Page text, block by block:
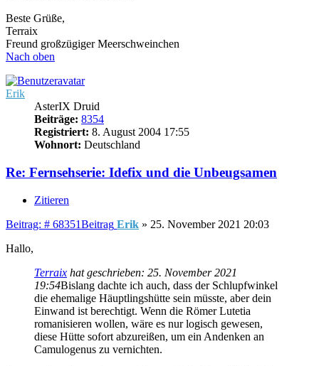
Beste Grüße,
Terraix
Freund großzügiger Meerschweinchen
Nach oben
Erik
AsterIX Druid
Beiträge: 8354
Registriert: 8. August 2004 17:55
Wohnort: Deutschland
Re: Fernsehserie: Idefix und die Unbeugsamen
Zitieren
Beitrag: # 68351Beitrag Erik » 25. November 2021 20:03
Hallo,
Terraix hat geschrieben: 25. November 2021
19:54Bislang dachte ich auch, dass der Schlupfwinkel
die ehemalige Häuptlingshütte sein müsste, aber dein
Einwand ist berechtigt. Wenn die Römer Lutetia
romanisieren wollen, wäre es nur logisch gewesen,
diese Hütte sofort abzureißen, um ein Andenken an
Camulogenus zu vernichten.